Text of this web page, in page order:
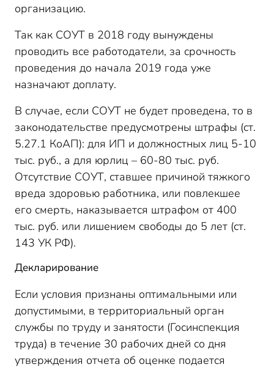
организацию.
Так как СОУТ в 2018 году вынуждены
проводить все работодатели, за срочность
проведения до начала 2019 года уже
назначают доплату.
В случае, если СОУТ не будет проведена, то в
законодательстве предусмотрены штрафы (ст.
5.27.1 КоАП): для ИП и должностных лиц 5-10
тыс. руб., а для юрлиц – 60-80 тыс. руб.
Отсутствие СОУТ, ставшее причиной тяжкого
вреда здоровью работника, или повлекшее
его смерть, наказывается штрафом от 400
тыс. руб. или лишением свободы до 5 лет (ст.
143 УК РФ).
Декларирование
Если условия признаны оптимальными или
допустимыми, в территориальный орган
службы по труду и занятости (Госинспекция
труда) в течение 30 рабочих дней со дня
утверждения отчета об оценке подается